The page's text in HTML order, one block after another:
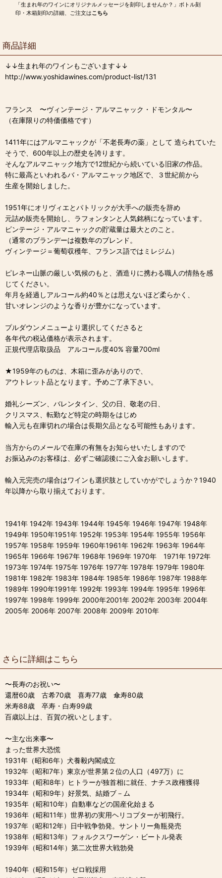
「生まれ年のワインにオリジナルメッセージを刻印しませんか？」ボトル刻
印・木箱刻印の詳細、ご注文はこちら
商品詳細
↓↓生まれ年のワインもございます↓↓
http://www.yoshidawines.com/product-list/131
フランス 〜ヴィンテージ・アルマニャック・ドモンタル〜
（在庫限りの特価価格です）
1411年にはアルマニャックが「不老長寿の薬」として 造られていた
そうで、600年以上の歴史を誇ります。
そんなアルマニャック地方で12世紀から続いている旧家の作品。
特に最高といわれるバ・アルマニャック地区で、３世紀前から
生産を開始しました。
1951年にオリヴィエとパトリックが大手への販売を辞め
元詰め販売を開始し、ラフォンタンと人気銘柄になっています。
ビンテージ・アルマニャックの貯蔵量は最大とのこと。
（通常のブランデーは複数年のブレンド。
ヴィンテージ＝葡萄収穫年、フランス語ではミレジム）
ピレネー山脈の厳しい気候のもと、酒造りに携わる職人の情熱を感
じてください。
年月を経過しアルコール約40％とは思えないほど柔らかく、
甘いオレンジのような香りが豊かになっています。
プルダウンメニューより選択してくださると
各年代の税込価格が表示されます。
正規代理店取扱品 アルコール度40% 容量700ml
★1959年のものは、木箱に歪みがありので、
アウトレット品となります。予めご了承下さい。
婚礼シーズン、バレンタイン、父の日、敬老の日、
クリスマス、転勤など特定の時期をはじめ
輸入元も在庫切れの場合は長期欠品となる可能性もあります。
当方からのメールで在庫の有無をお知らせいたしますので
お振込みのお客様は、必ずご確認後にご入金お願いします。
輸入元完売の場合はワインも選択肢としていかがでしょうか？1940
年以降から取り揃えております。
1941年 1942年 1943年 1944年 1945年 1946年 1947年 1948年
1949年 1950年1951年 1952年 1953年 1954年 1955年 1956年
1957年 1958年 1959年 1960年1961年 1962年 1963年 1964年
1965年 1966年 1967年 1968年 1969年 1970年 1971年 1972年
1973年 1974年 1975年 1976年 1977年 1978年 1979年 1980年
1981年 1982年 1983年 1984年 1985年 1986年 1987年 1988年
1989年 1990年1991年 1992年 1993年 1994年 1995年 1996年
1997年 1998年 1999年 2000年2001年 2002年 2003年 2004年
2005年 2006年 2007年 2008年 2009年 2010年
さらに詳細はこちら
〜長寿のお祝い〜
還暦60歳 古希70歳 喜寿77歳 傘寿80歳
米寿88歳 卒寿・白寿99歳
百歳以上は、百賀の祝いとします。
〜主な出来事〜
まった世界大恐慌
1931年（昭和6年）犬養毅内閣成立
1932年（昭和7年）東京が世界第２位の人口（497万）に
1933年（昭和8年）ヒトラーが独首相に就任、ナチス政権獲得
1934年（昭和9年）好景気、結婚ブ－ム
1935年（昭和10年）自動車などの国産化始まる
1936年（昭和11年）世界初の実用ヘリコプターが初飛行。
1937年（昭和12年）日中戦争勃発。サントリー角瓶発売
1938年（昭和13年）フォルクスワーゲン・ビートル発表
1939年（昭和14年）第二次世界大戦勃発
1940年（昭和15年）ゼロ戦採用